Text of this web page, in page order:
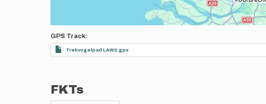
GPS Track
Trekvogelpad LAW2.gpx
FKTs